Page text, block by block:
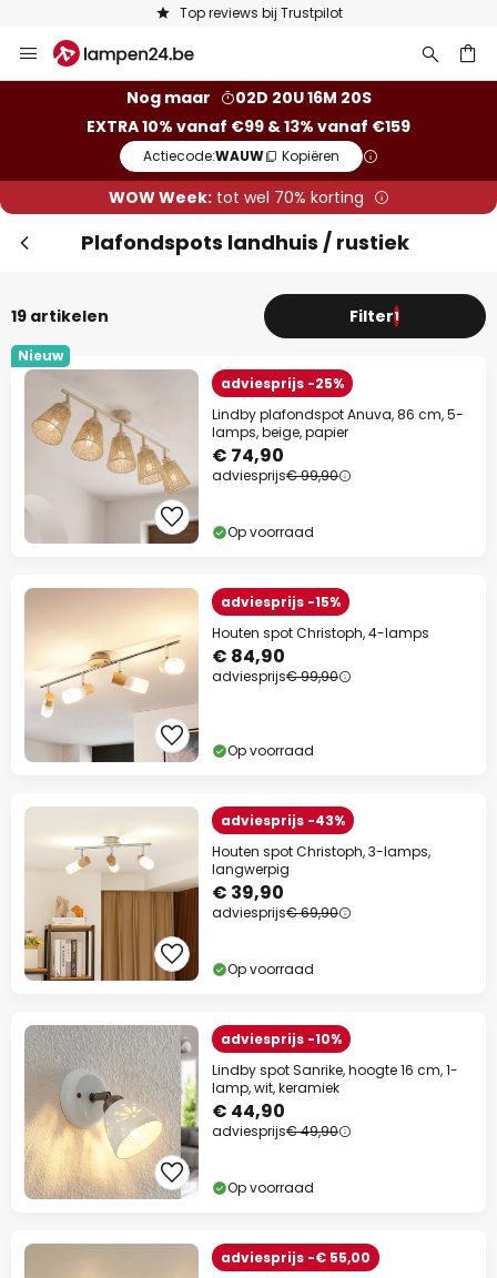
Keuze uit 50.000 lampen
naar
Nog maar
02D 20U 16M 19S
EXTRA 10% vanaf €99 & 13% vanaf €159
Actiecode:WAUW Kopiëren
WOW Week:tot wel 70% korting
Plafondspots landhuis / rustiek
19 artikelen Filter1
Nieuw
adviesprijs -25%
Lindby plafondspot Anuva, 86 cm, 5-
lamps, beige, papier
€ 74,90
adviesprijs€ 99,90
Op voorraad
adviesprijs -15%
Houten spot Christoph, 4-lamps
€ 84,90
adviesprijs€ 99,90
Op voorraad
adviesprijs -43%
Houten spot Christoph, 3-lamps,
langwerpig
€ 39,90
adviesprijs€ 69,90
Op voorraad
adviesprijs -10%
Lindby spot Sanrike, hoogte 16 cm, 1-
lamp, wit, keramiek
€ 44,90
adviesprijs€ 49,90
Op voorraad
adviesprijs -€ 55,00